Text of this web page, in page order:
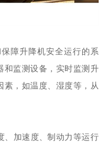
障升降机安全运行的系
和监测设备，实时监测升
素，如温度、湿度等，从
、加速度、制动力等运行